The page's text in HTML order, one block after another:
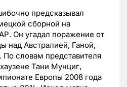
предсказывал
сборной на
Он угадал поражение от
над Австралией, Ганой,
По словам представителя
Тани Мунциг,
Европы 2008 года